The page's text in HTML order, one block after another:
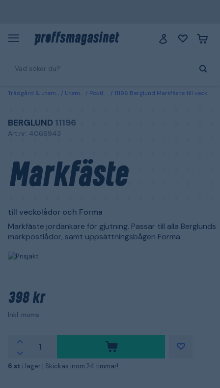
Trädgård & utemiljö Utemiljö Postlådor 11196 Berglund Markfäste till veckolådor och Forma
BERGLUND 11196
Art.nr: 4066943
Markfäste
till veckolådor och Forma
Markfäste jordankare för gjutning. Passar till alla Berglunds
markpostlådor, samt uppsättningsbågen Forma.
398 kr
Inkl. moms
6 st i lager | Skickas inom 24 timmar!